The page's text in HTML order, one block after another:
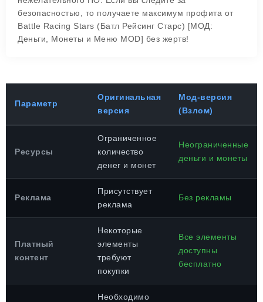
безопасностью, то получаете максимум профита от
Battle Racing Stars (Батл Рейсинг Старс) [МОД:
Деньги, Монеты и Меню MOD] без жертв!
Параметр
Оригинальная
версия
Мод-версия
(Взлом)
Ресурсы
Ограниченное
количество
денег и монет
Неограниченные
деньги и монеты
Реклама
Присутствует
реклама
Без рекламы
Платный
контент
Некоторые
элементы
требуют
покупки
Все элементы
доступны
бесплатно
Необходимо